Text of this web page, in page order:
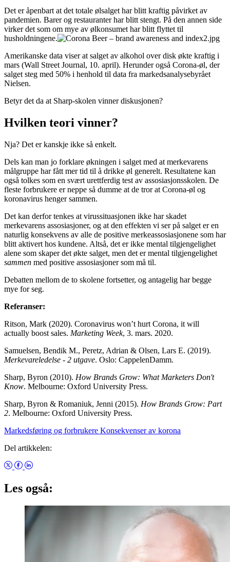
Det er åpenbart at det totale ølsalget har blitt kraftig påvirket av
pandemien. Barer og restauranter har blitt stengt. På den annen side
virker det som om mye av ølkonsumet har blitt flyttet til
husholdningene.
Amerikanske data viser at salget av alkohol over disk økte kraftig i
mars (Wall Street Journal, 10. april). Herunder også Corona-øl, der
salget steg med 50% i henhold til data fra markedsanalysebyrået
Nielsen.
Betyr det da at Sharp-skolen vinner diskusjonen?
Hvilken teori vinner?
Nja? Det er kanskje ikke så enkelt.
Dels kan man jo forklare økningen i salget med at merkevarens
målgruppe har fått mer tid til å drikke øl generelt. Resultatene kan
også tolkes som en svært urettferdig test av assosiasjonsskolen. De
fleste forbrukere er neppe så dumme at de tror at Corona-øl og
koronavirus henger sammen.
Det kan derfor tenkes at virussituasjonen ikke har skadet
merkevarens assosiasjoner, og at den effekten vi ser på salget er en
naturlig konsekvens av alle de positive merkeassosiasjonene som har
blitt aktivert hos kundene. Altså, det er ikke mental tilgjengelighet
alene som skaper det økte salget, men det er mental tilgjengelighet
sammen med positive assosiasjoner som må til.
Debatten mellom de to skolene fortsetter, og antagelig har begge
mye for seg.
Referanser:
Ritson, Mark (2020). Coronavirus won’t hurt Corona, it will
actually boost sales. Marketing Week, 3. mars. 2020.
Samuelsen, Bendik M., Peretz, Adrian & Olsen, Lars E. (2019).
Merkevareledelse - 2 utgave. Oslo: CappelenDamm.
Sharp, Byron (2010). How Brands Grow: What Marketers Don't
Know. Melbourne: Oxford University Press.
Sharp, Byron & Romaniuk, Jenni (2015). How Brands Grow: Part
2. Melbourne: Oxford University Press.
Markedsføring og forbrukere Konsekvenser av korona
Del artikkelen:
Les også: